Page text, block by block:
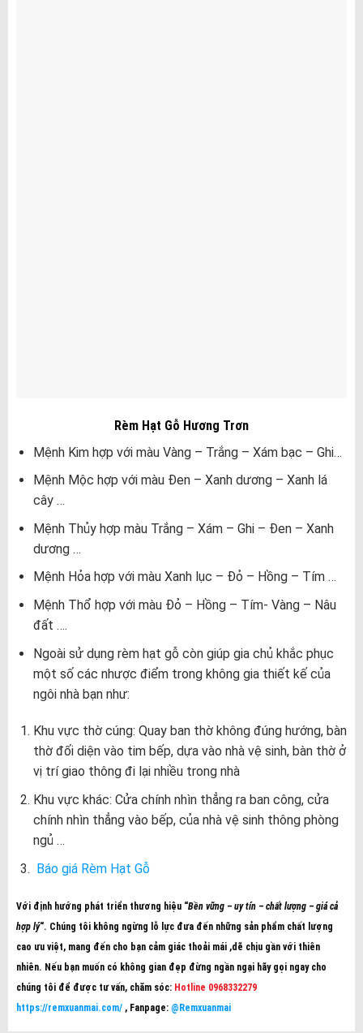
Rèm Hạt Gỗ Hương Trơn
Mệnh Kim hợp với màu Vàng – Trắng – Xám bạc – Ghi…
Mệnh Mộc hợp với màu Đen – Xanh dương – Xanh lá
cây …
Mệnh Thủy hợp màu Trắng – Xám – Ghi – Đen – Xanh
dương …
Mệnh Hỏa hợp với màu Xanh lục – Đỏ – Hồng – Tím …
Mệnh Thổ hợp với màu Đỏ – Hồng – Tím- Vàng – Nâu
đất ….
Ngoài sử dụng rèm hạt gỗ còn giúp gia chủ khắc phục
một số các nhược điểm trong không gia thiết kế của
ngôi nhà bạn như:
Khu vực thờ cúng: Quay ban thờ không đúng hướng, bàn
thờ đối diện vào tim bếp, dựa vào nhà vệ sinh, bàn thờ ở
vị trí giao thông đi lại nhiều trong nhà
Khu vực khác: Cửa chính nhìn thẳng ra ban công, cửa
chính nhìn thẳng vào bếp, của nhà vệ sinh thông phòng
ngủ …
Báo giá Rèm Hạt Gỗ
Với định hướng phát triển thương hiệu “Bền vững – uy tín – chất lượng – giá cả
hợp lý“. Chúng tôi không ngừng lỗ lực đưa đến những sản phẩm chất lượng
cao ưu việt, mang đến cho bạn cảm giác thoải mái ,dẽ chịu gần với thiên
nhiên. Nếu bạn muốn có không gian đẹp đừng ngần ngại hãy gọi ngay cho
chúng tôi để được tư vấn, chăm sóc:Hotline 0968332279
https://remxuanmai.com/ , Fanpage: @Remxuanmai